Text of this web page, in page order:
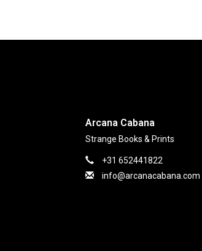
Arcana Cabana
Strange Books & Prints
+31 652441822
info@arcanacabana.com